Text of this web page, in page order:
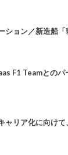
ション／新造船
F1 Teamとの
ャリア化に向け